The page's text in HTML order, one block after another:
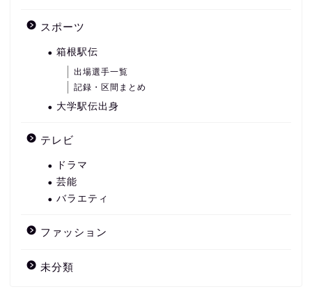
スポーツ
箱根駅伝
出場選手一覧
記録・区間まとめ
大学駅伝出身
テレビ
ドラマ
芸能
バラエティ
ファッション
未分類